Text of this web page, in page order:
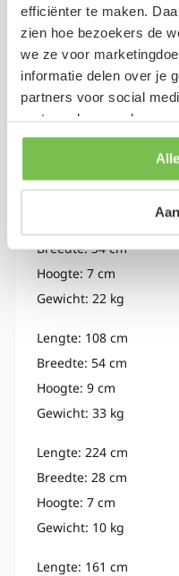
efficiënter te maken.
zien hoe bezoekers de
we ze voor
informatie delen over je
partners voor social
partners kunnen deze
informatie die je aan ze
verzameld op basis van
Breedte: 52 cm
Gewicht: 29 kg
Breedte: 62 cm
Gewicht: 29 kg
Breedte: 54 cm
Hoogte: 7 cm
Gewicht: 22 kg
Lengte: 108 cm
Breedte: 54 cm
Hoogte: 9 cm
Gewicht: 33 kg
Lengte: 224 cm
Breedte: 28 cm
Hoogte: 7 cm
Gewicht: 10 kg
Lengte: 161 cm